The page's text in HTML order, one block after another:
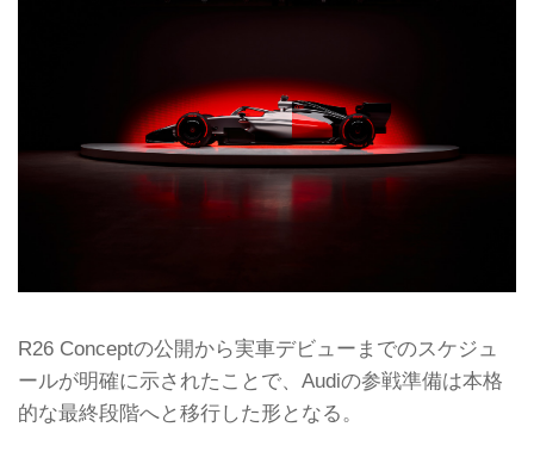
R26 Conceptの公開から実車デビューまでのスケジュ
ールが明確に示されたことで、Audiの参戦準備は本格
的な最終段階へと移行した形となる。